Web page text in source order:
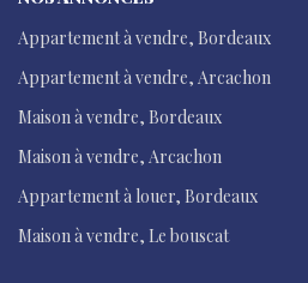
Appartement à vendre, Bordeaux
Appartement à vendre, Arcachon
Maison à vendre, Bordeaux
Maison à vendre, Arcachon
Appartement à louer, Bordeaux
Maison à vendre, Le bouscat